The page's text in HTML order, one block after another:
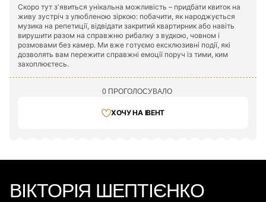
Скоро тут зʼявиться унікальна можливість – придбати квиток на
живу зустріч з улюбленою зіркою: побачити, як народжується
музика на репетиції, відвідати закритий квартирник або навіть
вирушити разом на справжню рибалку з вудкою, човном і
розмовами без камер. Ми вже готуємо ексклюзивні події, які
дозволять вам пережити справжні емоції поруч із тими, ким
захоплюєтесь.
0 ПРОГОЛОСУВАЛО
ХОЧУ НА ІВЕНТ
ВІКТОРІЯ ШЕПТІЄНКО